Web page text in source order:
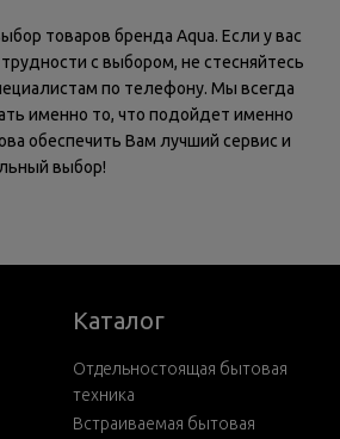
товаров бренда Aqua. Если у вас
с выбором, не стесняйтесь
по телефону. Мы всегда
именно то, что подойдет именно
обеспечить Вам лучший сервис и
выбор!
Каталог
Отдельностоящая бытовая
техника
Встраиваемая бытовая